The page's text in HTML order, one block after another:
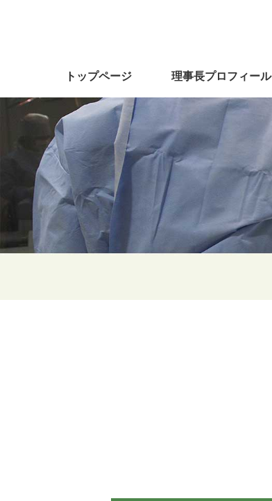
トップページ 理事長プロフィール